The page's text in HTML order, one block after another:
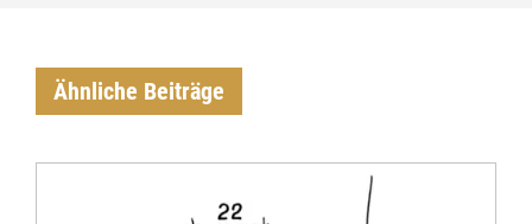
Ähnliche Beiträge